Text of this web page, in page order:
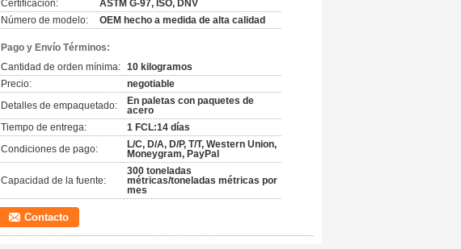
Certificación:
ASTM G-97, ISO, DNV
Número de modelo:
OEM hecho a medida de alta calidad
Pago y Envío Términos:
Cantidad de orden mínima: 10 kilogramos
Precio:
negotiable
Detalles de empaquetado:
En paletas con paquetes de
acero
Tiempo de entrega:
1 FCL:14 días
Condiciones de pago:
L/C, D/A, D/P, T/T, Western Union,
Moneygram, PayPal
Capacidad de la fuente:
300 toneladas
métricas/toneladas métricas por
mes
Contacto